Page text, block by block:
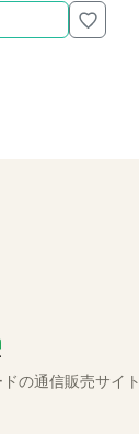
の通信販売サイト